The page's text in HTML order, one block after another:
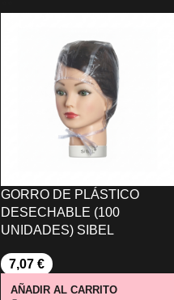
GORRO DE PLÁSTICO
DESECHABLE (100
UNIDADES) SIBEL
7,07 €
AÑADIR AL CARRITO